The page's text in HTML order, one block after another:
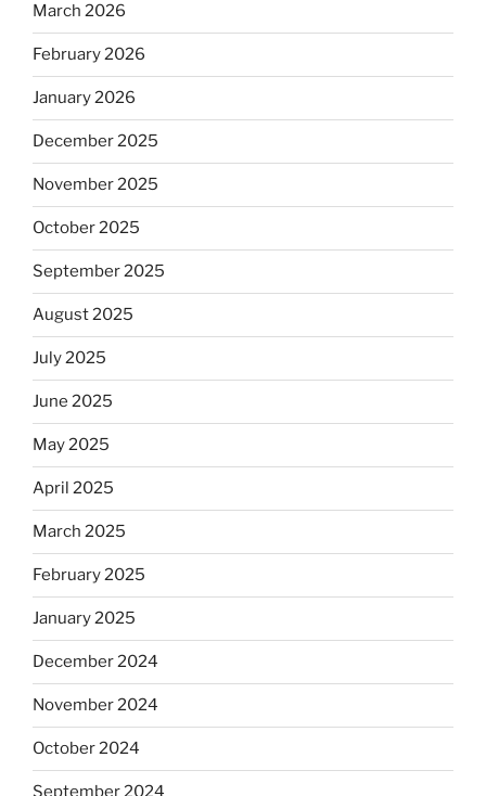
March 2026
February 2026
January 2026
December 2025
November 2025
October 2025
September 2025
August 2025
July 2025
June 2025
May 2025
April 2025
March 2025
February 2025
January 2025
December 2024
November 2024
October 2024
September 2024